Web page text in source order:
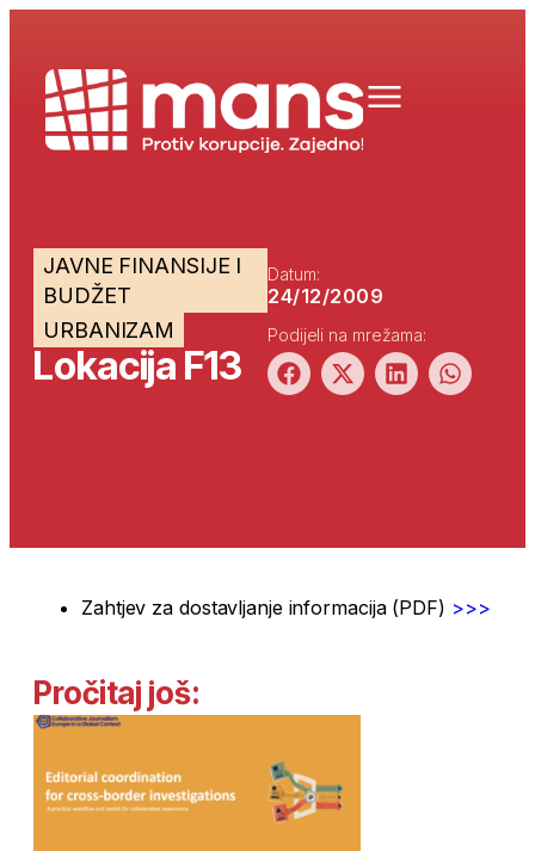
JAVNE FINANSIJE I
BUDŽET
URBANIZAM
Lokacija F13
Datum:
24/12/2009
Podijeli na mrežama:
Zahtjev za dostavljanje informacija (PDF) >>>
Pročitaj još: